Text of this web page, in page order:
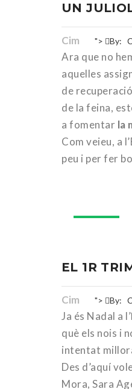
UN
Cim "> By:
Ara que no
aquelles
de
de la feina,
a fomentar la
Com veieu, a
peu i per fer
EL 1R
Cim "> By:
Ja és Nadal a l’
què els nois i
intentat
Des d’aquí
Mora, Sara